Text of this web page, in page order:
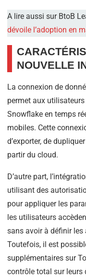
A lire aussi sur BtoB
dévoile l’adoption en
NOUVELLE
La connexion de
permet aux utilisateurs
Snowflake en temps
mobiles. Cette
d’exporter, de
partir du cloud.
D’autre part,
utilisant des
pour appliquer les
les utilisateurs
sans avoir à définir les
Toutefois, il est
supplémentaires sur
contrôle total sur leurs